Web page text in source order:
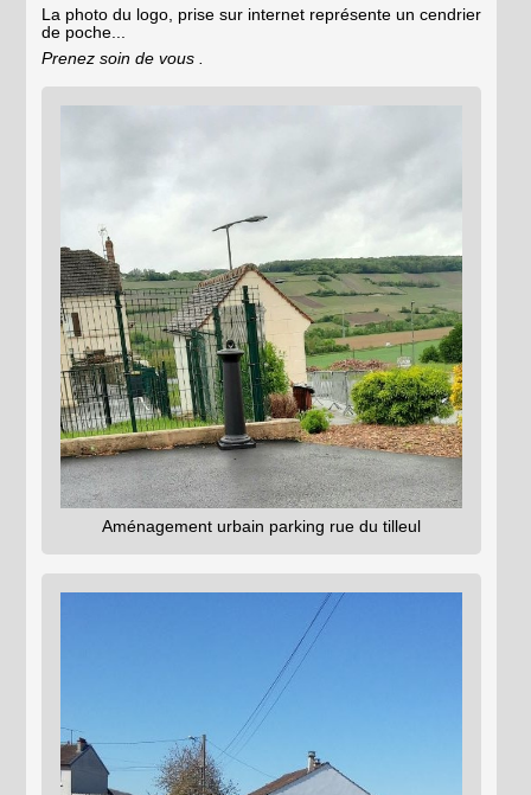
La photo du logo, prise sur internet représente un cendrier
de poche...
Prenez soin de vous .
Aménagement urbain parking rue du tilleul